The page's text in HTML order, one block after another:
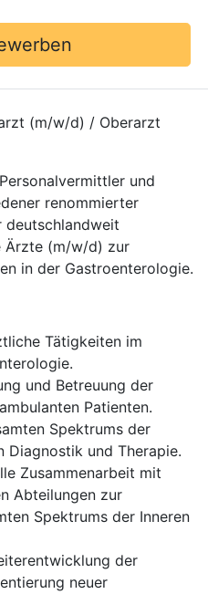
(m/w/d) / Oberarzt
und
renommierter
deutschlandweit
Ärzte (m/w/d) zur
in der Gastroenterologie.
Tätigkeiten im
und Betreuung der
Patienten.
Spektrums der
Diagnostik und Therapie.
Zusammenarbeit mit
Abteilungen zur
Spektrums der Inneren
der
neuer